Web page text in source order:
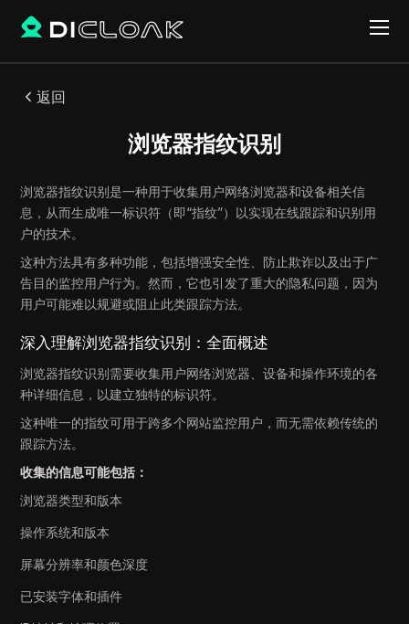
返回
浏览器指纹识别
浏览器指纹识别是一种用于收集用户网络浏览器和设备相关信
息，从而生成唯一标识符（即“指纹”）以实现在线跟踪和识别用
户的技术。
这种方法具有多种功能，包括增强安全性、防止欺诈以及出于广
告目的监控用户行为。然而，它也引发了重大的隐私问题，因为
用户可能难以规避或阻止此类跟踪方法。
深入理解浏览器指纹识别：全面概述
浏览器指纹识别需要收集用户网络浏览器、设备和操作环境的各
种详细信息，以建立独特的标识符。
这种唯一的指纹可用于跨多个网站监控用户，而无需依赖传统的
跟踪方法。
收集的信息可能包括：
浏览器类型和版本
操作系统和版本
屏幕分辨率和颜色深度
已安装字体和插件